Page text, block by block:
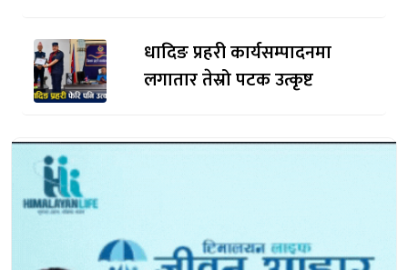
धादिङ प्रहरी कार्यसम्पादनमा
लगातार तेस्रो पटक उत्कृष्ट